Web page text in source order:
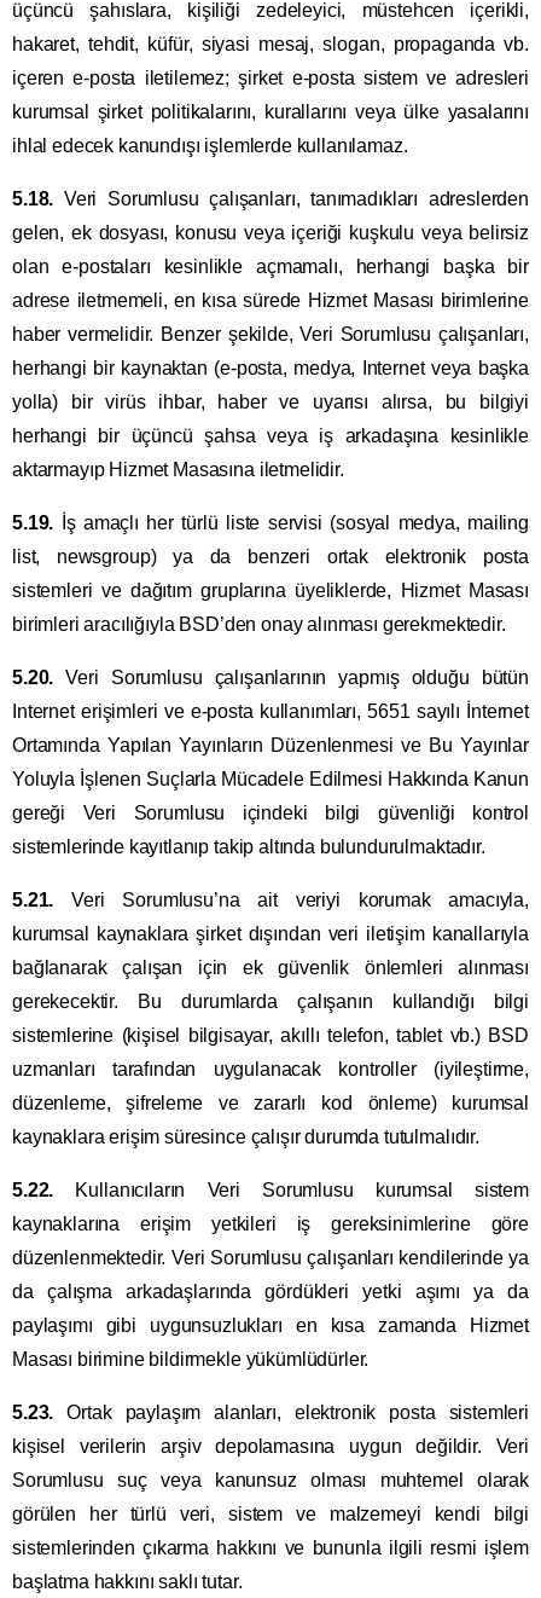
üçüncü şahıslara, kişiliği zedeleyici, müstehcen içerikli,
hakaret, tehdit, küfür, siyasi mesaj, slogan, propaganda vb.
içeren e-posta iletilemez; şirket e-posta sistem ve adresleri
kurumsal şirket politikalarını, kurallarını veya ülke yasalarını
ihlal edecek kanundışı işlemlerde kullanılamaz.
5.18. Veri Sorumlusu çalışanları, tanımadıkları adreslerden
gelen, ek dosyası, konusu veya içeriği kuşkulu veya belirsiz
olan e-postaları kesinlikle açmamalı, herhangi başka bir
adrese iletmemeli, en kısa sürede Hizmet Masası birimlerine
haber vermelidir. Benzer şekilde, Veri Sorumlusu çalışanları,
herhangi bir kaynaktan (e-posta, medya, Internet veya başka
yolla) bir virüs ihbar, haber ve uyarısı alırsa, bu bilgiyi
herhangi bir üçüncü şahsa veya iş arkadaşına kesinlikle
aktarmayıp Hizmet Masasına iletmelidir.
5.19. İş amaçlı her türlü liste servisi (sosyal medya, mailing
list, newsgroup) ya da benzeri ortak elektronik posta
sistemleri ve dağıtım gruplarına üyeliklerde, Hizmet Masası
birimleri aracılığıyla BSD’den onay alınması gerekmektedir.
5.20. Veri Sorumlusu çalışanlarının yapmış olduğu bütün
Internet erişimleri ve e-posta kullanımları, 5651 sayılı İnternet
Ortamında Yapılan Yayınların Düzenlenmesi ve Bu Yayınlar
Yoluyla İşlenen Suçlarla Mücadele Edilmesi Hakkında Kanun
gereği Veri Sorumlusu içindeki bilgi güvenliği kontrol
sistemlerinde kayıtlanıp takip altında bulundurulmaktadır.
5.21. Veri Sorumlusu’na ait veriyi korumak amacıyla,
kurumsal kaynaklara şirket dışından veri iletişim kanallarıyla
bağlanarak çalışan için ek güvenlik önlemleri alınması
gerekecektir. Bu durumlarda çalışanın kullandığı bilgi
sistemlerine (kişisel bilgisayar, akıllı telefon, tablet vb.) BSD
uzmanları tarafından uygulanacak kontroller (iyileştirme,
düzenleme, şifreleme ve zararlı kod önleme) kurumsal
kaynaklara erişim süresince çalışır durumda tutulmalıdır.
5.22. Kullanıcıların Veri Sorumlusu kurumsal sistem
kaynaklarına erişim yetkileri iş gereksinimlerine göre
düzenlenmektedir. Veri Sorumlusu çalışanları kendilerinde ya
da çalışma arkadaşlarında gördükleri yetki aşımı ya da
paylaşımı gibi uygunsuzlukları en kısa zamanda Hizmet
Masası birimine bildirmekle yükümlüdürler.
5.23. Ortak paylaşım alanları, elektronik posta sistemleri
kişisel verilerin arşiv depolamasına uygun değildir. Veri
Sorumlusu suç veya kanunsuz olması muhtemel olarak
görülen her türlü veri, sistem ve malzemeyi kendi bilgi
sistemlerinden çıkarma hakkını ve bununla ilgili resmi işlem
başlatma hakkını saklı tutar.